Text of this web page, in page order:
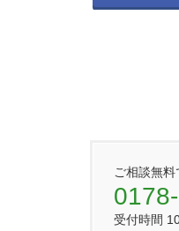
ご相談無料
受付時間